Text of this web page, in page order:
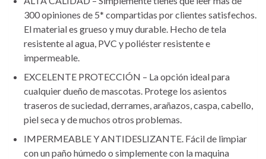
300 opiniones de 5* compartidas por clientes satisfechos.
El material es grueso y muy durable. Hecho de tela
resistente al agua, PVC y poliéster resistente e
impermeable.
EXCELENTE PROTECCIÓN – La opción ideal para
cualquier dueño de mascotas. Protege los asientos
traseros de suciedad, derrames, arañazos, caspa, cabello,
piel seca y de muchos otros problemas.
IMPERMEABLE Y ANTIDESLIZANTE. Fácil de limpiar
con un paño húmedo o simplemente con la maquina